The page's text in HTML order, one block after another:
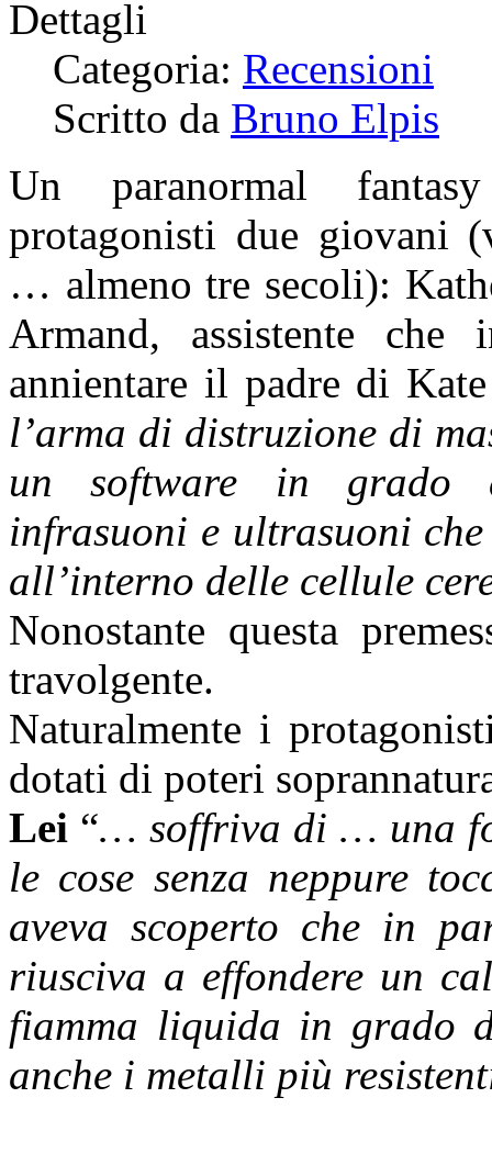
Dettagli
Categoria: Recensioni
Scritto da Bruno Elpis
Un paranormal
protagonisti due giovani
… almeno tre secoli):
Armand, assistente
annientare il padre di
l’arma di distruzione di
un software in grado
infrasuoni e ultrasuoni
all’interno delle cellule
Nonostante questa
travolgente.
Naturalmente i
dotati di poteri
Lei “… soffriva di … una
le cose senza neppure
aveva scoperto che in
riusciva a effondere un
fiamma liquida in grado
anche i metalli più